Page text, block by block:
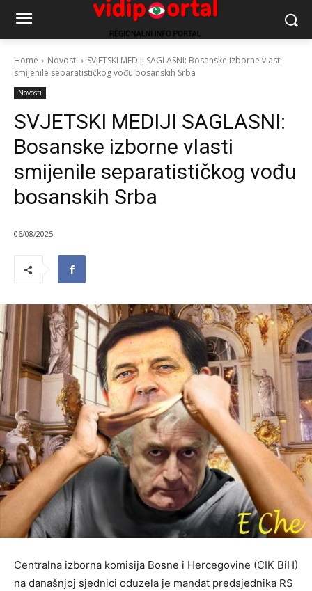
Home Novosti
SVJETSKI MEDIJI SAGLASNI: Bosanske izborne vlasti
smijenile separatističkog vođu bosanskih Srba
Novosti
SVJETSKI MEDIJI SAGLASNI:
Bosanske izborne vlasti
smijenile separatističkog vođu
bosanskih Srba
06/08/2025
Centralna izborna komisija Bosne i Hercegovine (CIK BiH)
na današnjoj sjednici oduzela je mandat predsjednika RS